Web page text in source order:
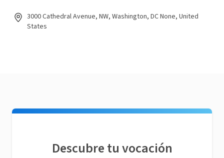
3000 Cathedral Avenue, NW, Washington, DC None, United
States
Descubre tu vocación